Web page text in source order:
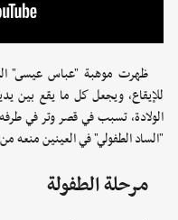
ظهرت موهبة "عباس عيسى"
للإيقاع، ويجعل كل ما يقع بين
الولادة، تسبب في قصر وتر في
"الساد الطفولي" في العينين منعه
مرحلة الطفولة